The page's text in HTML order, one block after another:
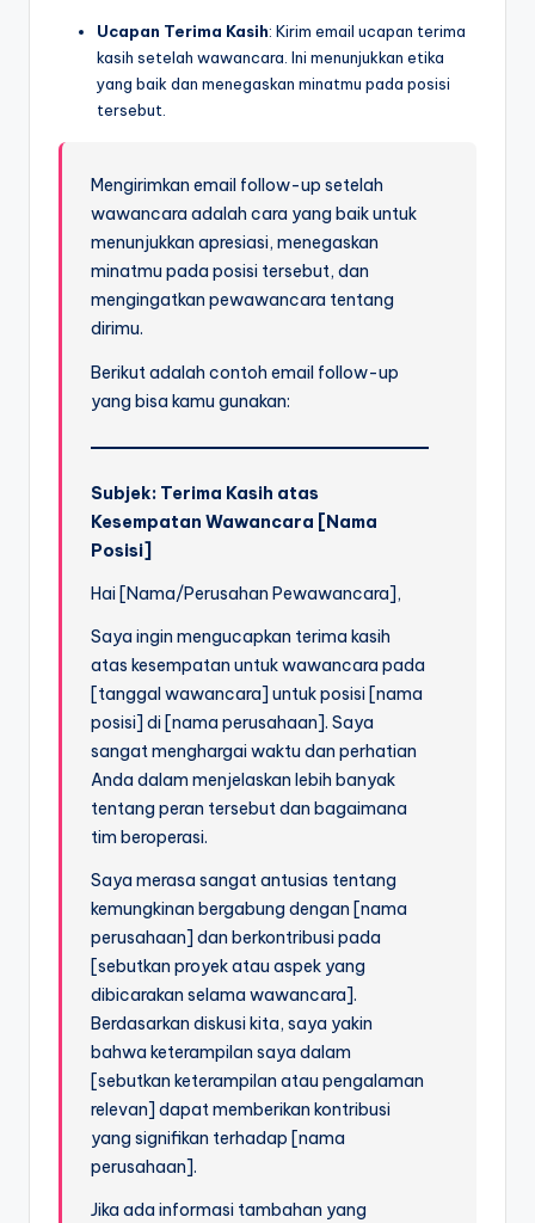
Ucapan Terima Kasih: Kirim email ucapan terima
kasih setelah wawancara. Ini menunjukkan etika
yang baik dan menegaskan minatmu pada posisi
tersebut.
Mengirimkan email follow-up setelah
wawancara adalah cara yang baik untuk
menunjukkan apresiasi, menegaskan
minatmu pada posisi tersebut, dan
mengingatkan pewawancara tentang
dirimu.
Berikut adalah contoh email follow-up
yang bisa kamu gunakan:
Subjek: Terima Kasih atas
Kesempatan Wawancara [Nama
Posisi]
Hai [Nama/Perusahan Pewawancara],
Saya ingin mengucapkan terima kasih
atas kesempatan untuk wawancara pada
[tanggal wawancara] untuk posisi [nama
posisi] di [nama perusahaan]. Saya
sangat menghargai waktu dan perhatian
Anda dalam menjelaskan lebih banyak
tentang peran tersebut dan bagaimana
tim beroperasi.
Saya merasa sangat antusias tentang
kemungkinan bergabung dengan [nama
perusahaan] dan berkontribusi pada
[sebutkan proyek atau aspek yang
dibicarakan selama wawancara].
Berdasarkan diskusi kita, saya yakin
bahwa keterampilan saya dalam
[sebutkan keterampilan atau pengalaman
relevan] dapat memberikan kontribusi
yang signifikan terhadap [nama
perusahaan].
Jika ada informasi tambahan yang